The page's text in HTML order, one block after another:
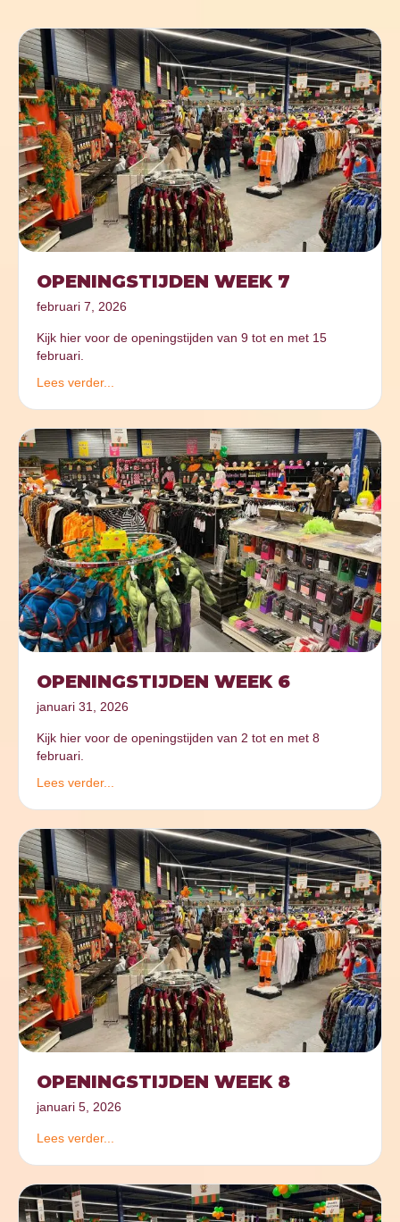
OPENINGSTIJDEN WEEK 7
februari 7, 2026
Kijk hier voor de openingstijden van 9 tot en met 15
februari.
Lees verder...
OPENINGSTIJDEN WEEK 6
januari 31, 2026
Kijk hier voor de openingstijden van 2 tot en met 8
februari.
Lees verder...
OPENINGSTIJDEN WEEK 8
januari 5, 2026
Lees verder...